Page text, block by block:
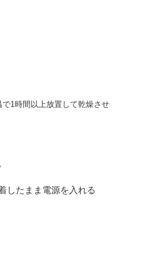
1時間以上放置して乾燥させ
したまま電源を入れる